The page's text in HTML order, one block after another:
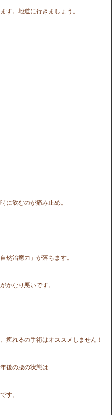
す。地道に行きましょう。
に飲むのが痛み止め。
然治癒力」が落ちます。
かなり悪いです。
痺れるの手術はオススメしません！
後の腰の状態は
す。